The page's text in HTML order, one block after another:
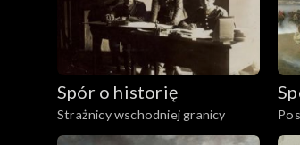
Spór o historię
Strażnicy wschodniej granicy